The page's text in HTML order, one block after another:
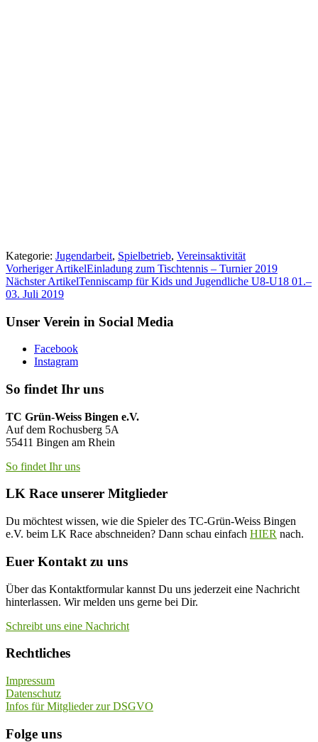
Kategorie: Jugendarbeit, Spielbetrieb, Vereinsaktivität
Vorheriger ArtikelEinladung zum Tischtennis – Turnier 2019
Nächster ArtikelTenniscamp für Kids und Jugendliche U8-U18 01.–
03. Juli 2019
Unser Verein in Social Media
Facebook
Instagram
So findet Ihr uns
TC Grün-Weiss Bingen e.V.
Auf dem Rochusberg 5A
55411 Bingen am Rhein
So findet Ihr uns
LK Race unserer Mitglieder
Du möchtest wissen, wie die Spieler des TC-Grün-Weiss Bingen
e.V. beim LK Race abschneiden? Dann schau einfach HIER nach.
Euer Kontakt zu uns
Über das Kontaktformular kannst Du uns jederzeit eine Nachricht
hinterlassen. Wir melden uns gerne bei Dir.
Schreibt uns eine Nachricht
Rechtliches
Impressum
Datenschutz
Infos für Mitglieder zur DSGVO
Folge uns